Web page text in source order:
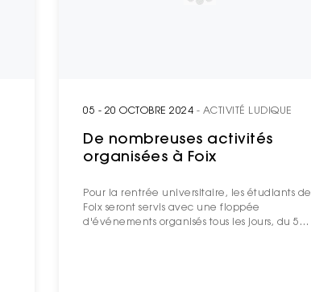
05 - 20 OCTOBRE 2024 - ACTIVITÉ LUDIQUE
De nombreuses activités
organisées à Foix
Pour la rentrée universitaire, les étudiants de
Foix seront servis avec une floppée
d'événements organisés tous les jours, du 5…